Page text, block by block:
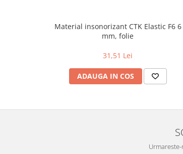
Material insonorizant CTK Elastic F6 6
mm, folie
31,51 Lei
ADAUGA IN COS